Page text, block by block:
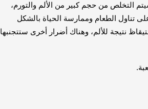
التخلص من حجم كبير من الألم والتورم،
تناول الطعام وممارسة الحياة بالشكل
نتيجة للألم، وهناك أضرار أخرى ستتجنبها